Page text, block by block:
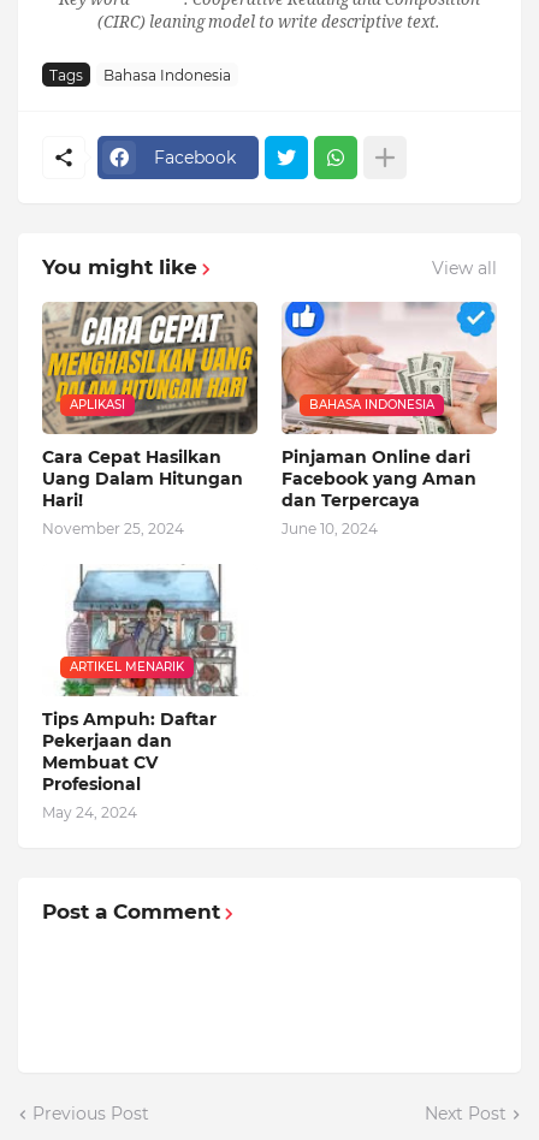
(CIRC) leaning model to write descriptive text.
Tags Bahasa Indonesia
Facebook
You might like View all
APLIKASI
Cara Cepat Hasilkan
Uang Dalam Hitungan
Hari!
November 25, 2024
BAHASA INDONESIA
Pinjaman Online dari
Facebook yang Aman
dan Terpercaya
June 10, 2024
ARTIKEL MENARIK
Tips Ampuh: Daftar
Pekerjaan dan
Membuat CV
Profesional
May 24, 2024
Post a Comment
Previous Post Next Post